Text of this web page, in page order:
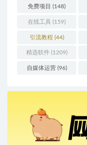
免费项目 (148)
在线工具 (159)
引流教程 (44)
精选软件(1209)
自媒体运营(96)